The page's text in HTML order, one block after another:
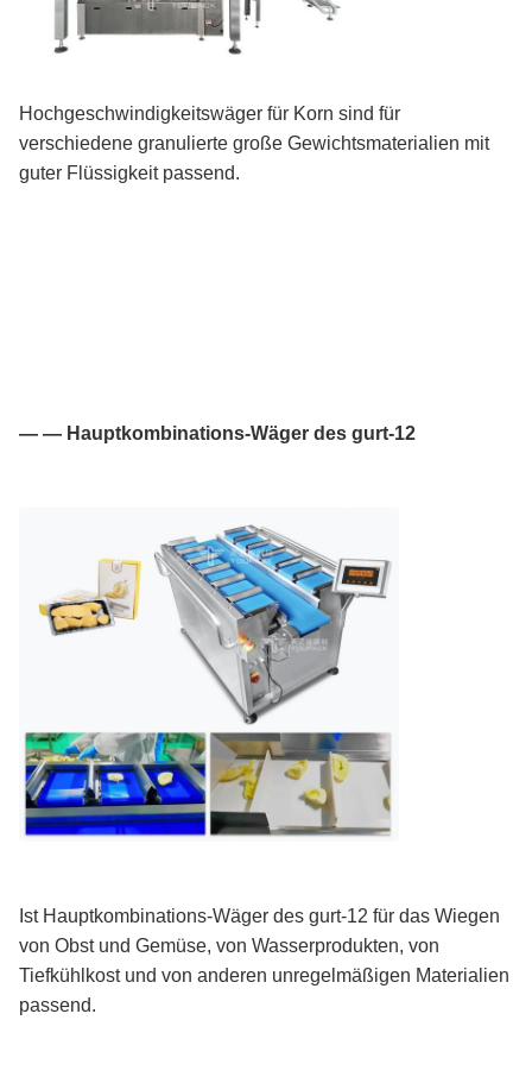
Hochgeschwindigkeitswäger für Korn sind für
verschiedene granulierte große Gewichtsmaterialien mit
guter Flüssigkeit passend.
— — Hauptkombinations-Wäger des gurt-12
Ist Hauptkombinations-Wäger des gurt-12 für das Wiegen
von Obst und Gemüse, von Wasserprodukten, von
Tiefkühlkost und von anderen unregelmäßigen Materialien
passend.